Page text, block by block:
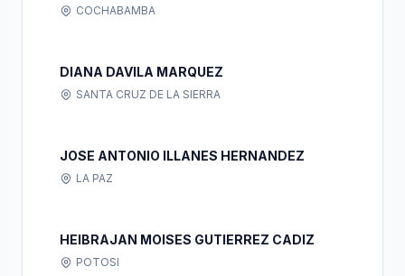
COCHABAMBA
DIANA DAVILA MARQUEZ
SANTA CRUZ DE LA SIERRA
JOSE ANTONIO ILLANES HERNANDEZ
LA PAZ
HEIBRAJAN MOISES GUTIERREZ CADIZ
POTOSI